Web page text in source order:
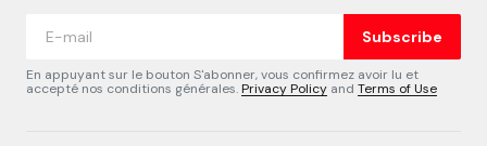
Subscribe
En appuyant sur le bouton S'abonner, vous confirmez avoir lu et
accepté nos conditions générales.Privacy Policy and Terms of Use